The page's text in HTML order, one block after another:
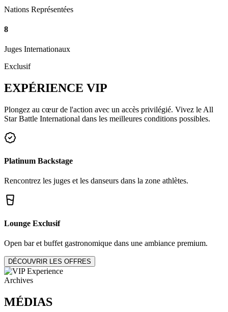
Nations Représentées
8
Juges Internationaux
Exclusif
EXPÉRIENCE VIP
Plongez au cœur de l'action avec un accès privilégié. Vivez le All
Star Battle International dans les meilleures conditions possibles.
Platinum Backstage
Rencontrez les juges et les danseurs dans la zone athlètes.
Lounge Exclusif
Open bar et buffet gastronomique dans une ambiance premium.
DÉCOUVRIR LES OFFRES
Archives
MÉDIAS